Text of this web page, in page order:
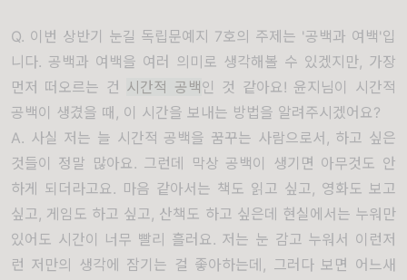
Q. 이번 상반기 눈길 독립문예지 7호의 주제는 '공백과 여백'입
니다. 공백과 여백을 여러 의미로 생각해볼 수 있겠지만, 가장
먼저 떠오르는 건 시간적 공백 인 것 같아요! 윤지님이 시간적
공백이 생겼을 때, 이 시간을 보내는 방법을 알려주시겠어요?
A. 사실 저는 늘 시간적 공백을 꿈꾸는 사람으로서, 하고 싶은
것들이 정말 많아요. 그런데 막상 공백이 생기면 아무것도 안
하게 되더라고요. 마음 같아서는 책도 읽고 싶고, 영화도 보고
싶고, 게임도 하고 싶고, 산책도 하고 싶은데 현실에서는 누워만
있어도 시간이 너무 빨리 흘러요. 저는 눈 감고 누워서 이런저
런 저만의 생각에 잠기는 걸 좋아하는데, 그러다 보면 어느새